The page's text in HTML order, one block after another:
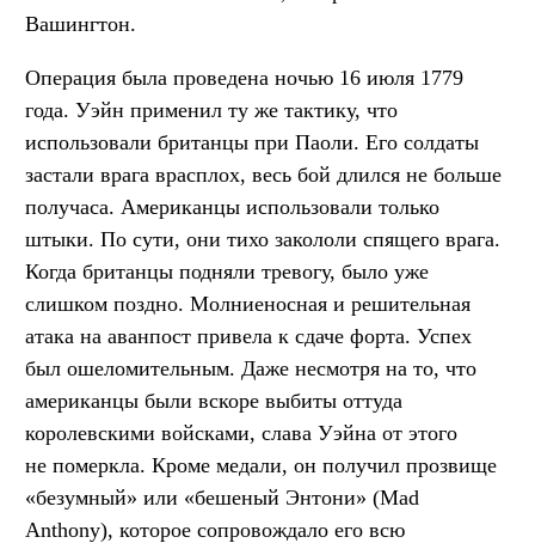
Вашингтон.
Операция была проведена ночью 16 июля 1779
года. Уэйн применил ту же тактику, что
использовали британцы при Паоли. Его солдаты
застали врага врасплох, весь бой длился не больше
получаса. Американцы использовали только
штыки. По сути, они тихо закололи спящего врага.
Когда британцы подняли тревогу, было уже
слишком поздно. Молниеносная и решительная
атака на аванпост привела к сдаче форта. Успех
был ошеломительным. Даже несмотря на то, что
американцы были вскоре выбиты оттуда
королевскими войсками, слава Уэйна от этого
не померкла. Кроме медали, он получил прозвище
«безумный» или «бешеный Энтони» (Mad
Anthony), которое сопровождало его всю